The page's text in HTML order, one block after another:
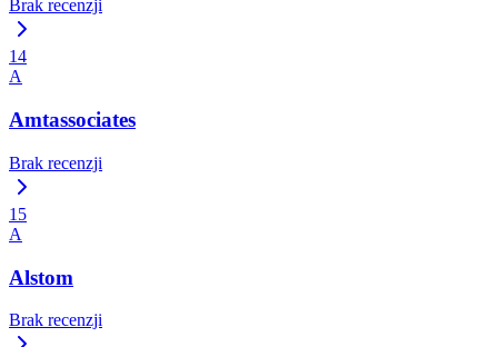
Brak recenzji
14
A
Amtassociates
Brak recenzji
15
A
Alstom
Brak recenzji